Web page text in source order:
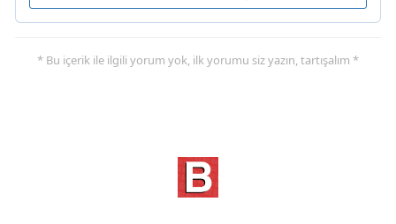
* Bu içerik ile ilgili yorum yok, ilk yorumu siz yazın, tartışalım *